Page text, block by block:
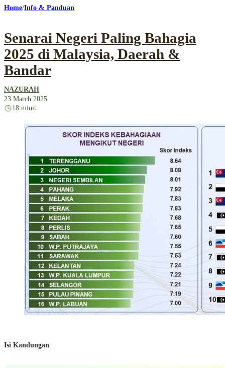
Home Info & Panduan
Senarai Negeri Paling Bahagia
2025 di Malaysia, Daerah &
Bandar
NAZURAH
23 March 2025
18 minit
Isi Kandungan